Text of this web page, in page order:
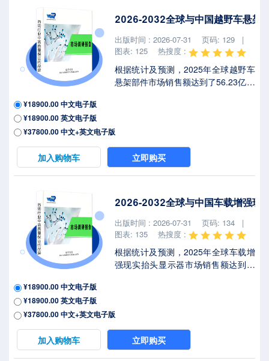
格局带来显著不确定性，本报告将深
入解析最新关税调整及各国应对战略
对低渗透电动汽车冷却液软管市场竞
争态势、区域经济联动及供应链重构
的潜在影响。...
2026-2032全球与中国越野车悬架
出版时间 : 2026-07-31
页码: 129 |
图表: 125
热搜度 :
根据统计及预测，2025年全球越野车
悬架部件市场销售额达到了56.23亿美
看，中国市场在过去几年变化较快，
2025年市场规模为 百万美元，约占全
球的 %，预计2032年将达到 百万美
元，届时全球占比将达到 %。本文研
状及未来发展趋势，侧重分析全球及
中国市场的主要企业，同时对比北
美、欧洲、中国、日本、东南亚和印
度等地区的现状及未来发展趋势。越
野车悬架部件是...
¥18900.00 中文电子版
¥18900.00 英文电子版
¥37800.00 中文+英文电子版
加入购物车 立即购买
2026-2032全球与中国车载增强现
出版时间 : 2026-07-31
页码: 134 |
图表: 135
热搜度 :
根据统计及预测，2025年全球车载增
强现实抬头显示器市场销售额达到了
地区层面来看，中国市场在过去几年
变化较快，2025年市场规模为 百万美
元，约占全球的 %，预计2032年将达
到 百万美元，届时全球占比将达到
¥18900.00 中文电子版
¥18900.00 英文电子版
¥37800.00 中文+英文电子版
加入购物车 立即购买